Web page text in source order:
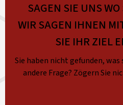
SAGEN SIE UNS
WIR SAGEN IHNEN
SIE IHR ZIEL
Sie haben nicht gefunden, was
andere Frage? Zögern Sie